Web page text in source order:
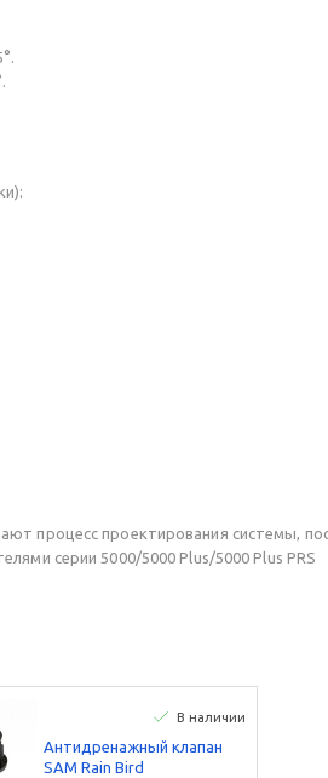
процесс проектирования системы,
серии 5000/5000 Plus/5000 Plus PRS
В наличии
Антидренажный клапан
SAM Rain Bird